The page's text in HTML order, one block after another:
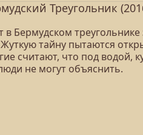
Треугольник
в Бермудском
тайну пытаются
считают, что под водой,
не могут объяснить.